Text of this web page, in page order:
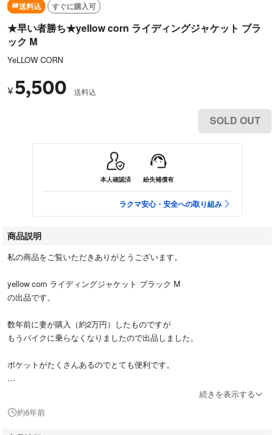
送料込 すぐに購入可
★早い者勝ち★yellow corn ライディングジャケット ブラ
ック M
YeLLOW CORN
¥ 5,500 送料込
SOLD OUT
本人確認済 紛失補償有
ラクマ安心・安全への取り組み
商品説明
私の商品をご覧いただきありがとうございます。
yellow corn ライディングジャケット ブラック M
の出品です。
数年前に妻が購入（約2万円）したものですが
もうバイクに乗らなくなりましたので出品しました。
ポケットがたくさんあるのでとても便利です。
刺繍が少し日焼けてますがそれが逆にいい感じです。
続きを表示する
約6年前